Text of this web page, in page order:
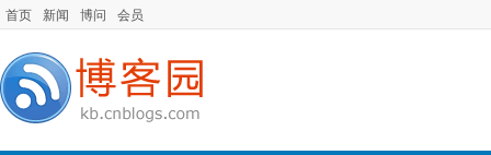
首页 新闻 博问 会员